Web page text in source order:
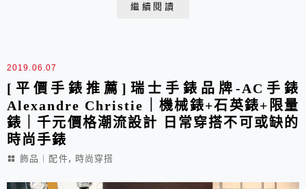
繼續閱讀
2019.06.07
[平價手錶推薦]瑞士手錶品牌-AC手錶
Alexandre Christie｜機械錶+石英錶+限量
錶｜千元價格潮流設計 日常穿搭不可或缺的
時尚手錶
飾品︱配件, 時尚穿搭